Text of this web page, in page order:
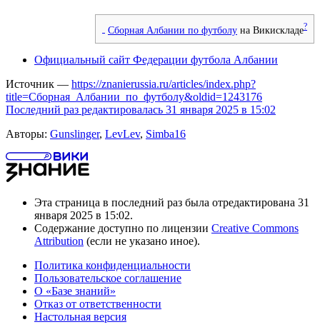
Сборная Албании по футболу на Викискладе?
Официальный сайт Федерации футбола Албании
Источник — https://znanierussia.ru/articles/index.php?
title=Сборная_Албании_по_футболу&oldid=1243176
Последний раз редактировалась 31 января 2025 в 15:02
Авторы: Gunslinger, LevLev, Simba16
Эта страница в последний раз была отредактирована 31
января 2025 в 15:02.
Содержание доступно по лицензии Creative Commons
Attribution (если не указано иное).
Политика конфиденциальности
Пользовательское соглашение
О «Базе знаний»
Отказ от ответственности
Настольная версия